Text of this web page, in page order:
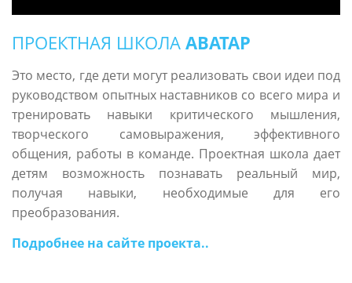
ПРОЕКТНАЯ ШКОЛА АВАТАР
Это место, где дети могут реализовать свои идеи под
руководством опытных наставников со всего мира и
тренировать навыки критического мышления,
творческого самовыражения, эффективного
общения, работы в команде. Проектная школа дает
детям возможность познавать реальный мир,
получая навыки, необходимые для его
преобразования.
Подробнее на сайте проекта..